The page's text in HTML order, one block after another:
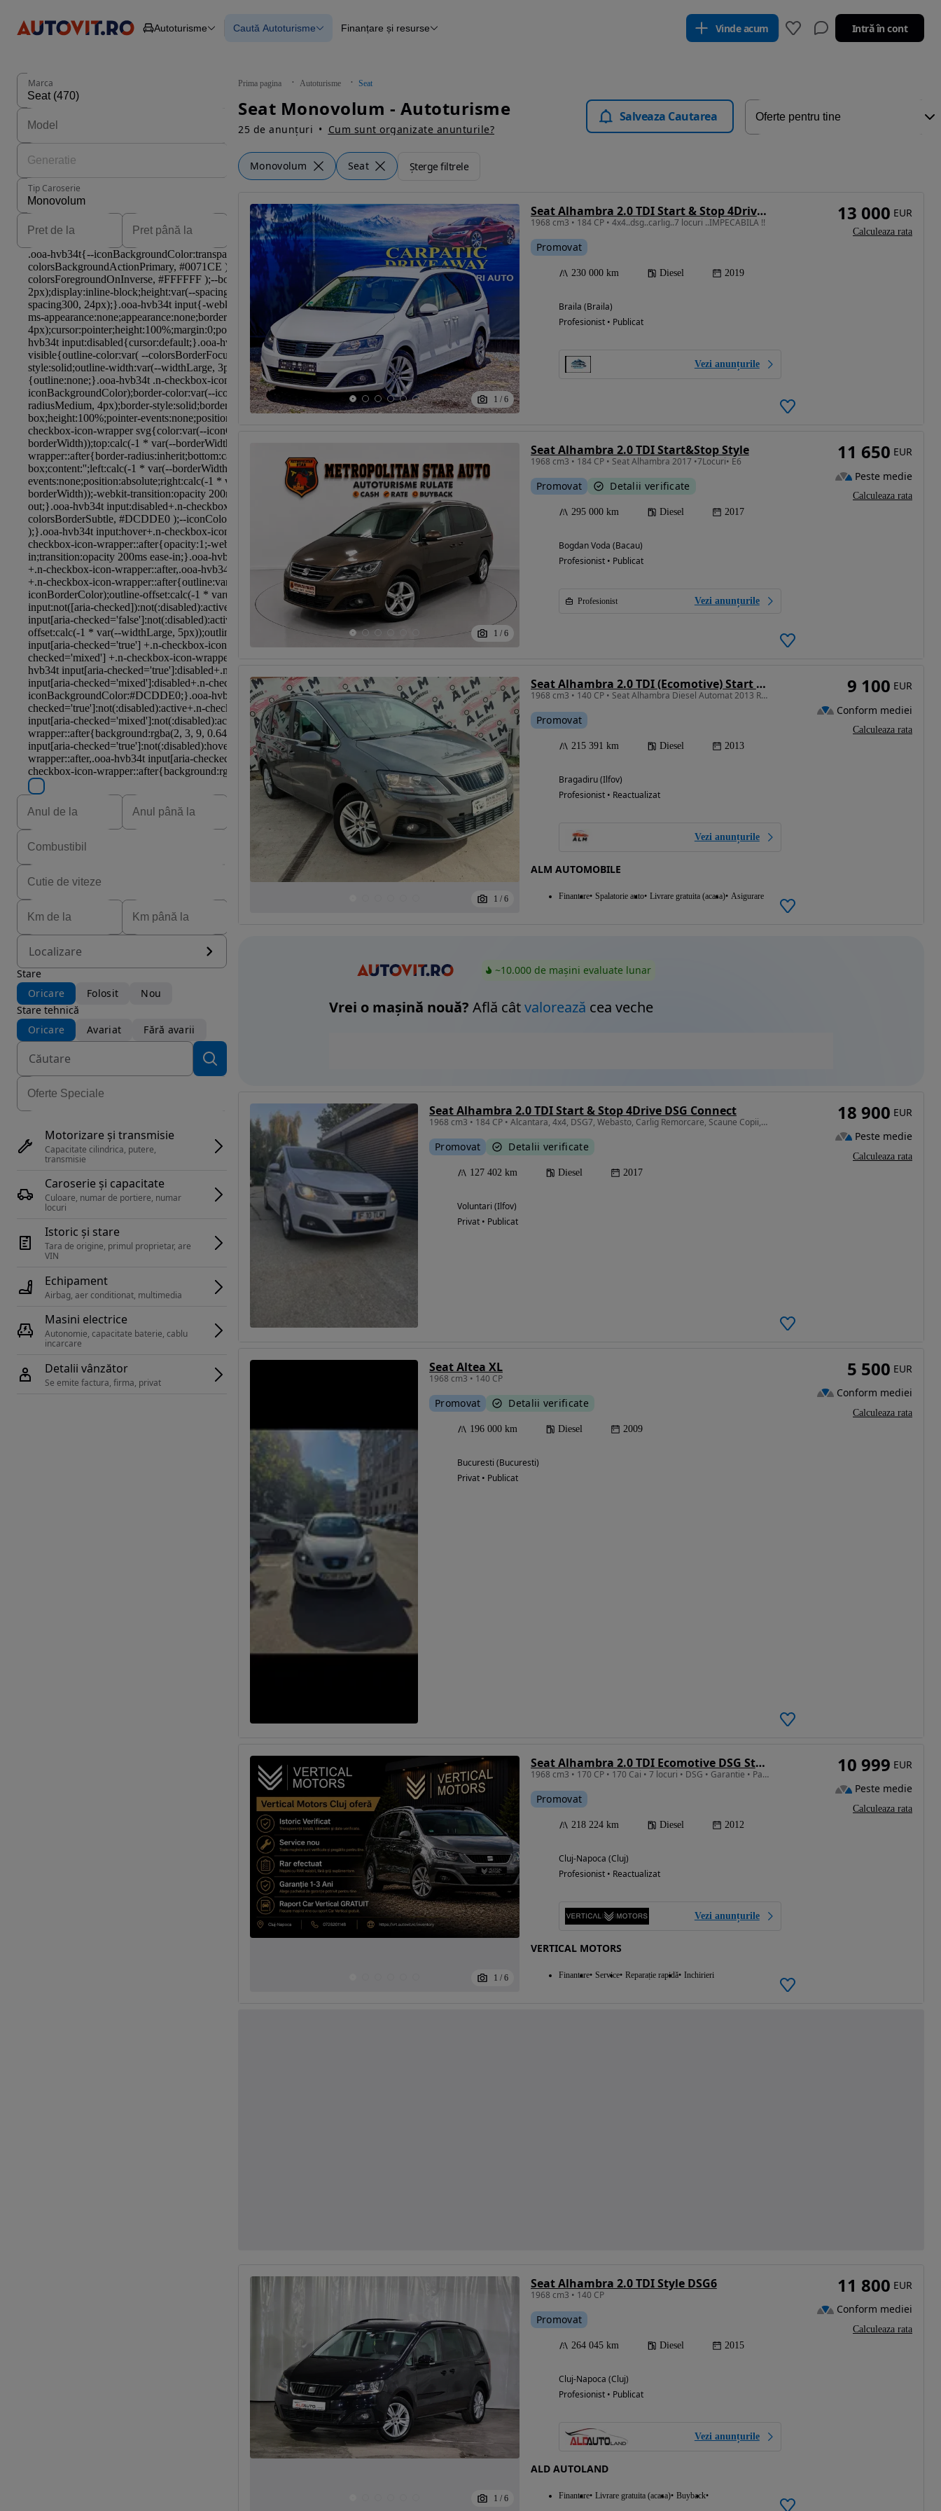
Autoturisme
Autoturisme
Mașini electrice
Mașini cu detalii verificate
Caută Autoturisme
Blog Autovit.ro
Finanțare și resurse Vinde acum Intră în cont
Prima pagina Autoturisme Seat
Seat Monovolum - Autoturisme
25 de anunțuri Cum sunt organizate anunturile?
Salveaza Cautarea
Monovolum Seat Șterge filtrele
Marca
Tip Caroserie
Eligibil pentru
finantare
Localizare
Stare
Oricare
Folosit
Nou
Stare tehnică
Oricare
Avariat Fără avarii
Motorizare și transmisie
Capacitate cilindrica, putere,
transmisie
Caroserie și capacitate
Culoare, numar de portiere, numar
locuri
Istoric și stare
Tara de origine, primul proprietar, are
Echipament
Airbag, aer conditionat, multimedia
Masini electrice
Autonomie, capacitate baterie, cablu
Detalii vânzător
Se emite factura, firma, privat
1 / 6
Seat Alhambra 2.0 TDI Start & Stop 4Drive DSG Anniversary
1968 cm3 • 184 CP • 4x4..dsg..carlig..7 locuri ..IMPECABILA !!
Promovat
230 000 km Diesel 2019
Braila (Braila)
Profesionist • Publicat
Vezi anunțurile
13 000 EUR
Calculeaza rata
1 / 6
Seat Alhambra 2.0 TDI Start&Stop Style
1968 cm3 • 184 CP • Seat Alhambra 2017 •7Locuri• E6
Promovat Detalii verificate
295 000 km Diesel 2017
Bogdan Voda (Bacau)
Profesionist • Publicat
Profesionist Vezi anunțurile
11 650 EUR
Peste medie
Calculeaza rata
1 / 6
Seat Alhambra 2.0 TDI (Ecomotive) Start & Stop DSG Style
1968 cm3 • 140 CP • Seat Alhambra Diesel Automat 2013 RATE GARANTIE
Promovat
215 391 km Diesel 2013
Bragadiru (Ilfov)
Profesionist • Reactualizat
Vezi anunțurile
ALM AUTOMOBILE
Finantare Spalatorie auto Livrare gratuita (acasa) Asigurare
9 100 EUR
Conform mediei
Calculeaza rata
~10.000 de mașini evaluate lunar
Vrei o mașină nouă? Află câtvalorează cea veche
Seat Alhambra 2.0 TDI Start & Stop 4Drive DSG Connect
1968 cm3 • 184 CP • Alcantara, 4x4, DSG7, Webasto, Carlig Remorcare, Scaune Copii, 7locuri
Promovat Detalii verificate
127 402 km Diesel 2017
Voluntari (Ilfov)
Privat • Publicat
18 900 EUR
Peste medie
Calculeaza rata
Seat Altea XL
1968 cm3 • 140 CP
Promovat Detalii verificate
196 000 km Diesel 2009
Bucuresti (Bucuresti)
Privat • Publicat
5 500 EUR
Conform mediei
Calculeaza rata
1 / 6
Seat Alhambra 2.0 TDI Ecomotive DSG Style
1968 cm3 • 170 CP • 170 Cai • 7 locuri • DSG • Garantie • Panorama • Clima Spate • Uși el
Promovat
218 224 km Diesel 2012
Cluj-Napoca (Cluj)
Profesionist • Reactualizat
Vezi anunțurile
VERTICAL MOTORS
Finantare Service Reparație rapidă Inchirieri
10 999 EUR
Peste medie
Calculeaza rata
1 / 6
Seat Alhambra 2.0 TDI Style DSG6
1968 cm3 • 140 CP
Promovat
264 045 km Diesel 2015
Cluj-Napoca (Cluj)
Profesionist • Publicat
Vezi anunțurile
ALD AUTOLAND
Finantare Livrare gratuita (acasa) Buyback
11 800 EUR
Conform mediei
Calculeaza rata